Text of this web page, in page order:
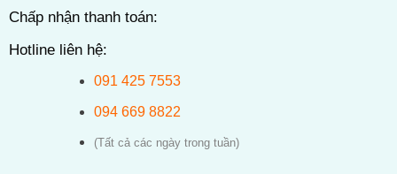
Chấp nhận thanh toán:
Hotline liên hệ:
091 425 7553
094 669 8822
(Tất cả các ngày trong tuần)